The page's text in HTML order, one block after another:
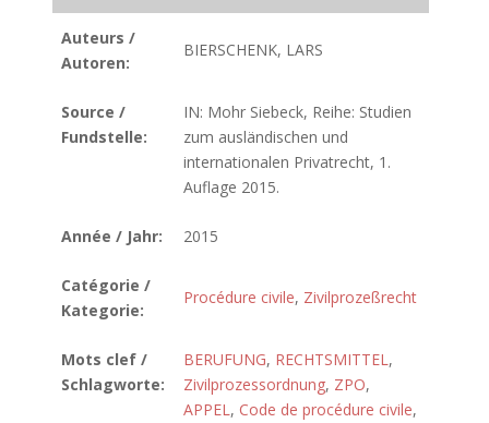
Auteurs /
Autoren:
BIERSCHENK, LARS
Source /
Fundstelle:
IN: Mohr Siebeck, Reihe: Studien
zum ausländischen und
internationalen Privatrecht, 1.
Auflage 2015.
Année / Jahr: 2015
Catégorie /
Kategorie:
Procédure civile, Zivilprozeßrecht
Mots clef /
Schlagworte:
BERUFUNG, RECHTSMITTEL,
Zivilprozessordnung, ZPO,
APPEL, Code de procédure civile,